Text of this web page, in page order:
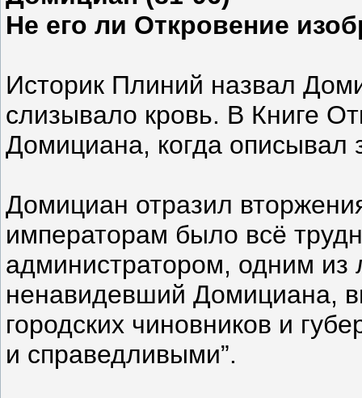
Не его ли Откровение
Историк Плиний назвал
слизывало кровь. В Книге
Домициана, когда описывал
Домициан отразил
императорам было всё
администратором, одним из
ненавидевший Домициана,
городских чиновников и
и справедливыми”.